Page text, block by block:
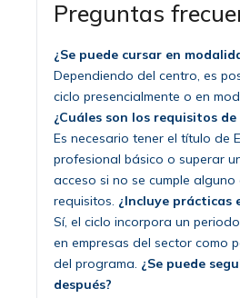
Preguntas
¿Se puede cursar en
Dependiendo del centro, es
ciclo presencialmente o en
¿Cuáles son los requisitos de
Es necesario tener el título de
profesional básico o superar
acceso si no se cumple alguno
requisitos. ¿Incluye prácticas
Sí, el ciclo incorpora un
en empresas del sector como
del programa. ¿Se puede
después?